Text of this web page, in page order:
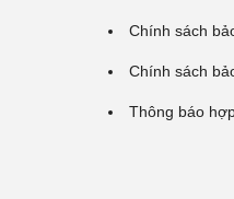
Chính sách
Chính sách
Thông báo